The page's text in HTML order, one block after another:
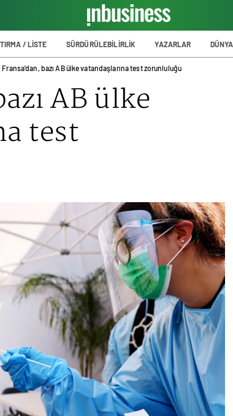
/ LİSTE SÜRDÜRÜLEBİLİRLİK YAZARLAR DÜNYA
Fransa'dan, bazı AB ülke vatandaşlarına test zorunluluğu
AB ülke
test